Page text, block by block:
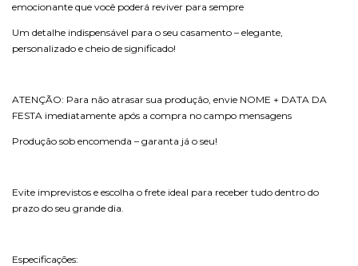
emocionante que você poderá reviver para sempre
Um detalhe indispensável para o seu casamento – elegante,
personalizado e cheio de significado!
ATENÇÃO: Para não atrasar sua produção, envie NOME + DATA DA
FESTA imediatamente após a compra no campo mensagens
Produção sob encomenda – garanta já o seu!
Evite imprevistos e escolha o frete ideal para receber tudo dentro do
prazo do seu grande dia.
Especificações: